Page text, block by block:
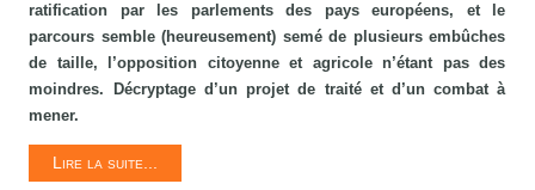
ratification par les parlements des pays européens, et le
parcours semble (heureusement) semé de plusieurs embûches
de taille, l’opposition citoyenne et agricole n’étant pas des
moindres. Décryptage d’un projet de traité et d’un combat à
mener.
Lire la suite...